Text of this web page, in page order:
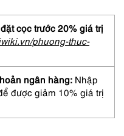
cọc trước 20% giá trị
phuong-thuc-
ngân hàng: Nhập
được giảm 10% giá trị